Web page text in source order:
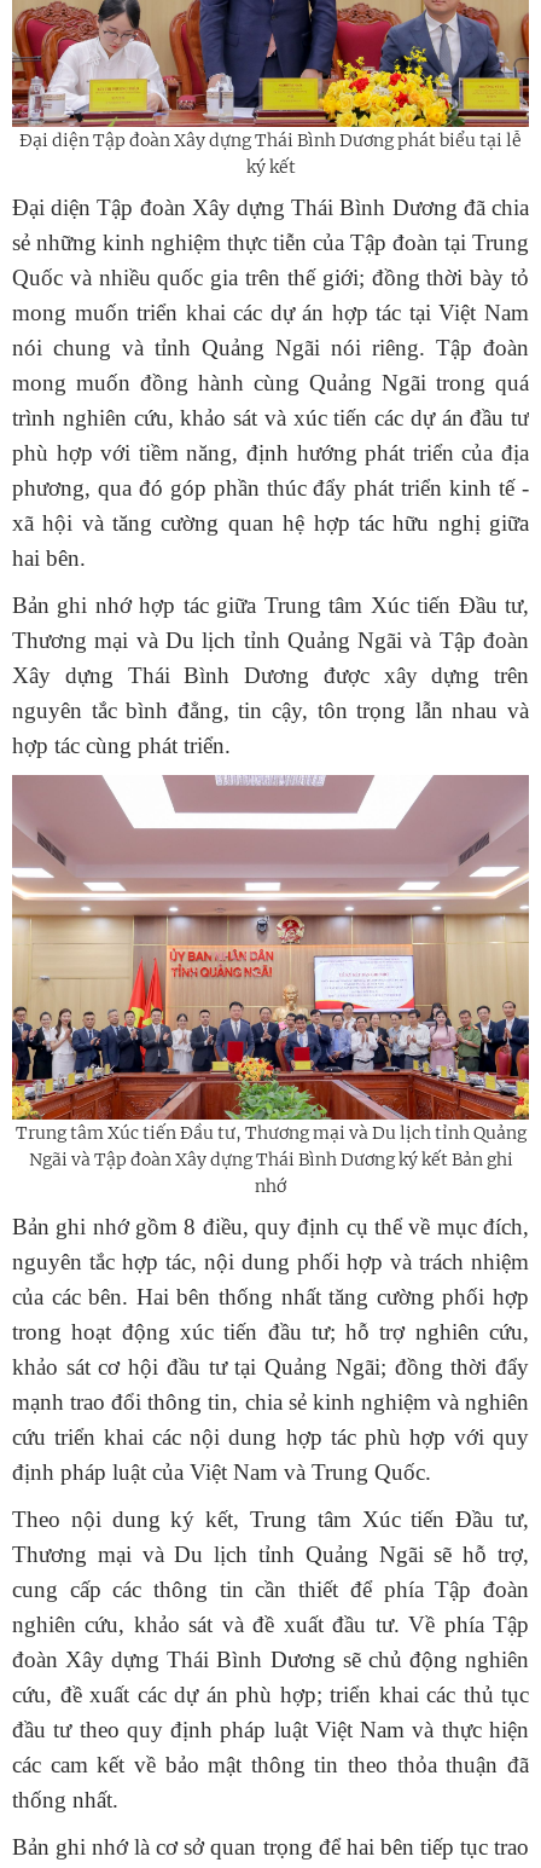
Đại diện Tập đoàn Xây dựng Thái Bình Dương phát biểu tại lễ
ký kết
Đại diện Tập đoàn Xây dựng Thái Bình Dương đã chia
sẻ những kinh nghiệm thực tiễn của Tập đoàn tại Trung
Quốc và nhiều quốc gia trên thế giới; đồng thời bày tỏ
mong muốn triển khai các dự án hợp tác tại Việt Nam
nói chung và tỉnh Quảng Ngãi nói riêng. Tập đoàn
mong muốn đồng hành cùng Quảng Ngãi trong quá
trình nghiên cứu, khảo sát và xúc tiến các dự án đầu tư
phù hợp với tiềm năng, định hướng phát triển của địa
phương, qua đó góp phần thúc đẩy phát triển kinh tế -
xã hội và tăng cường quan hệ hợp tác hữu nghị giữa
hai bên.
Bản ghi nhớ hợp tác giữa Trung tâm Xúc tiến Đầu tư,
Thương mại và Du lịch tỉnh Quảng Ngãi và Tập đoàn
Xây dựng Thái Bình Dương được xây dựng trên
nguyên tắc bình đẳng, tin cậy, tôn trọng lẫn nhau và
hợp tác cùng phát triển.
Trung tâm Xúc tiến Đầu tư, Thương mại và Du lịch tỉnh Quảng
Ngãi và Tập đoàn Xây dựng Thái Bình Dương ký kết Bản ghi
nhớ
Bản ghi nhớ gồm 8 điều, quy định cụ thể về mục đích,
nguyên tắc hợp tác, nội dung phối hợp và trách nhiệm
của các bên. Hai bên thống nhất tăng cường phối hợp
trong hoạt động xúc tiến đầu tư; hỗ trợ nghiên cứu,
khảo sát cơ hội đầu tư tại Quảng Ngãi; đồng thời đẩy
mạnh trao đổi thông tin, chia sẻ kinh nghiệm và nghiên
cứu triển khai các nội dung hợp tác phù hợp với quy
định pháp luật của Việt Nam và Trung Quốc.
Theo nội dung ký kết, Trung tâm Xúc tiến Đầu tư,
Thương mại và Du lịch tỉnh Quảng Ngãi sẽ hỗ trợ,
cung cấp các thông tin cần thiết để phía Tập đoàn
nghiên cứu, khảo sát và đề xuất đầu tư. Về phía Tập
đoàn Xây dựng Thái Bình Dương sẽ chủ động nghiên
cứu, đề xuất các dự án phù hợp; triển khai các thủ tục
đầu tư theo quy định pháp luật Việt Nam và thực hiện
các cam kết về bảo mật thông tin theo thỏa thuận đã
thống nhất.
Bản ghi nhớ là cơ sở quan trọng để hai bên tiếp tục trao